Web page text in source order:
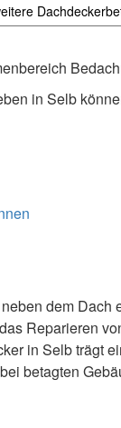
in Selb
dem
Reparieren
in Selb trägt
betagten